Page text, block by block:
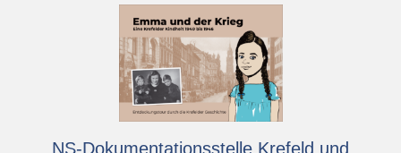
NS-Dokumentationsstelle Krefeld und